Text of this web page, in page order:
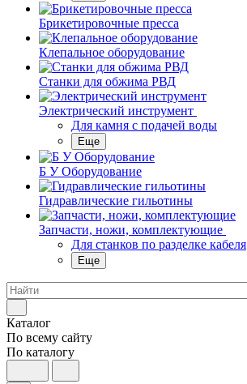
Брикетировочные пресса
Клепальное оборудование
Станки для обжима РВД
Электрический инструмент
Для камня с подачей воды
Еще
Б У Оборудование
Гидравлические гильотины
Запчасти, ножи, комплектующие
Для станков по разделке кабеля
Еще
Каталог
По всему сайту
По каталогу